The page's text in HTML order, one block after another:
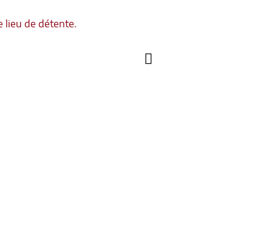
lieu de détente.